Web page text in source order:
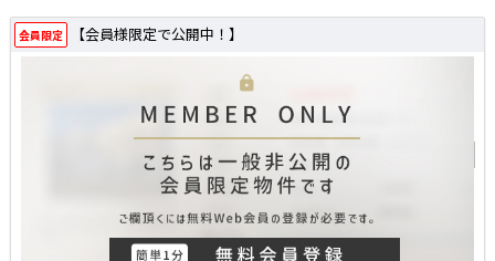
会員限定 【会員様限定で公開中！】